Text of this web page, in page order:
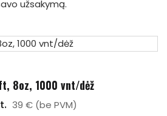
užsakymą.
8oz, 1000 vnt/dėž
39 € (be PVM)